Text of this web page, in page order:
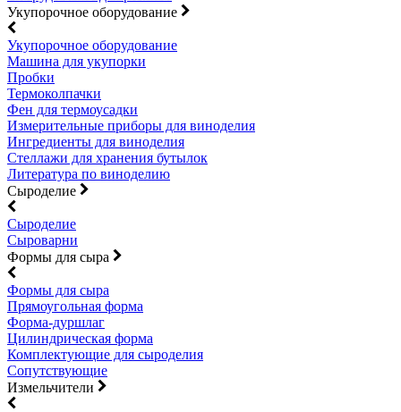
Укупорочное оборудование
Укупорочное оборудование
Машина для укупорки
Пробки
Термоколпачки
Фен для термоусадки
Измерительные приборы для виноделия
Ингредиенты для виноделия
Стеллажи для хранения бутылок
Литература по виноделию
Сыроделие
Сыроделие
Сыроварни
Формы для сыра
Формы для сыра
Прямоугольная форма
Форма-дуршлаг
Цилиндрическая форма
Комплектующие для сыроделия
Сопутствующие
Измельчители